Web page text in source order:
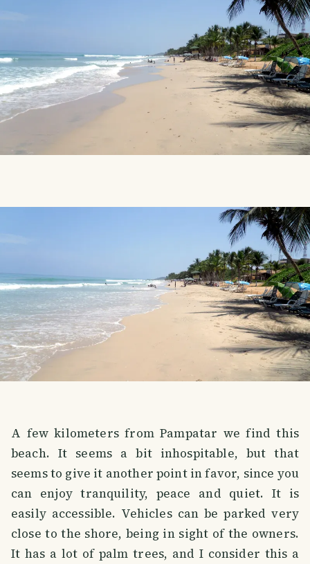
A few kilometers from Pampatar we find this
beach. It seems a bit inhospitable, but that
seems to give it another point in favor, since you
can enjoy tranquility, peace and quiet. It is
easily accessible. Vehicles can be parked very
close to the shore, being in sight of the owners.
It has a lot of palm trees, and I consider this a